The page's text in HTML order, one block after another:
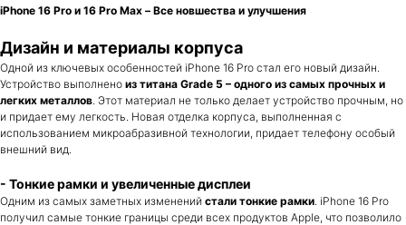
iPhone 16 Pro и 16 Pro Max – Все новшества и улучшения
Дизайн и материалы корпуса
Одной из ключевых особенностей iPhone 16 Pro стал его новый дизайн.
Устройство выполнено из титана Grade 5 – одного из самых прочных и
легких металлов . Этот материал не только делает устройство прочным, но
и придает ему легкость. Новая отделка корпуса, выполненная с
использованием микроабразивной технологии, придает телефону особый
внешний вид.
- Тонкие рамки и увеличенные дисплеи
Одним из самых заметных изменений стали тонкие рамки . iPhone 16 Pro
получил самые тонкие границы среди всех продуктов Apple, что позволило